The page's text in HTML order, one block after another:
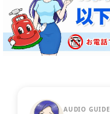
AUDIO GUIDE